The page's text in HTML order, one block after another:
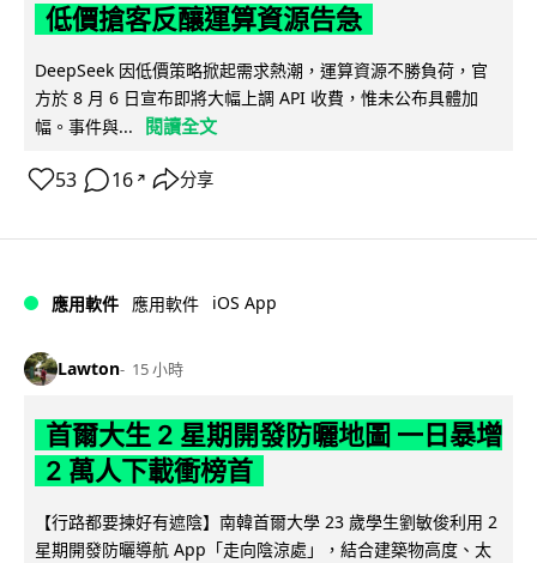
低價搶客反釀運算資源告急
DeepSeek 因低價策略掀起需求熱潮，運算資源不勝負荷，官
方於 8 月 6 日宣布即將大幅上調 API 收費，惟未公布具體加
幅。事件與...
閱讀全文
53 16 ↗ 分享
應用軟件 應用軟件 iOS App
Lawton 15 小時
首爾大生 2 星期開發防曬地圖 一日暴增
2 萬人下載衝榜首
【行路都要揀好有遮陰】南韓首爾大學 23 歲學生劉敏俊利用 2
星期開發防曬導航 App「走向陰涼處」，結合建築物高度、太